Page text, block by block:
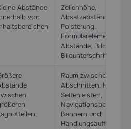
Abstände
von
Zeilenhöhe,
Absatzabstände,
Polsterung,
Formularelement-
Abstände, Bild-zu-
Bildunterschrift-
Raum zwischen
Abschnitten, Karten,
Seitenleisten,
Navigationsbereichen,
Bannern und